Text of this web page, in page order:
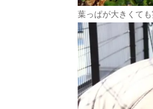
葉っぱが大きくて